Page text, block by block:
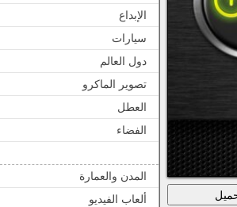
الإبداع
سيارات
دول العالم
تصوير الماكرو
العطل
الفضاء
المدن والعمارة
ألعاب الفيديو